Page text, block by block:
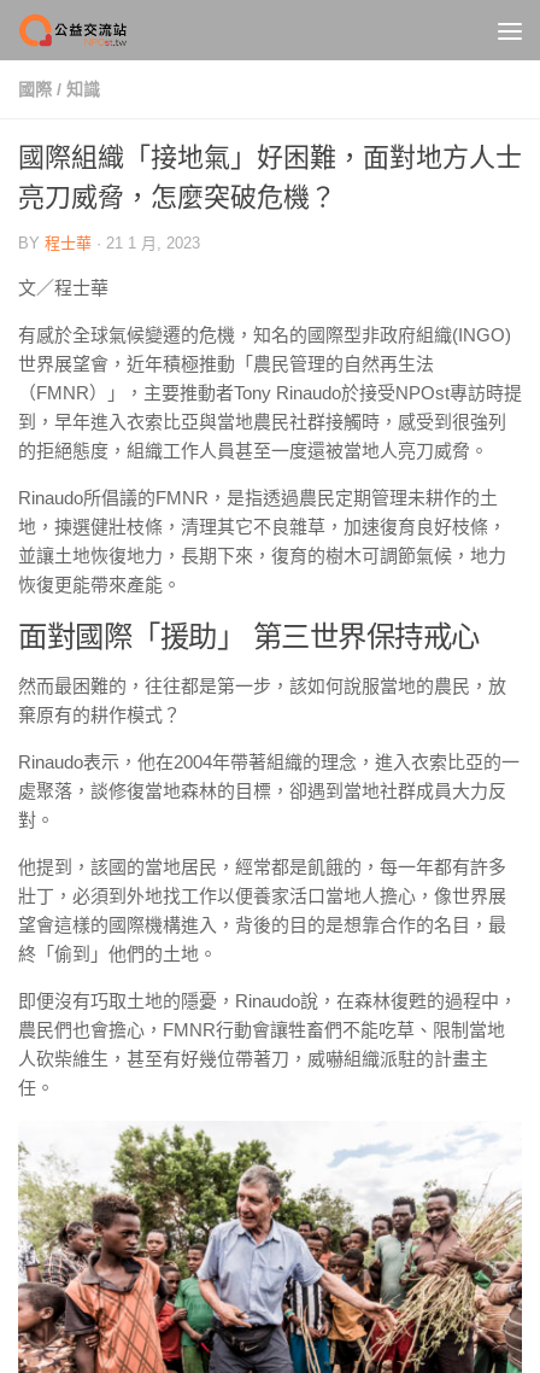
Skip to content
國際 / 知識
國際組織「接地氣」好困難，面對地方人士
亮刀威脅，怎麼突破危機？
BY 程士華 · 21 1 月, 2023
文／程士華
有感於全球氣候變遷的危機，知名的國際型非政府組織(INGO)
世界展望會，近年積極推動「農民管理的自然再生法
（FMNR）」，主要推動者Tony Rinaudo於接受NPOst專訪時提
到，早年進入衣索比亞與當地農民社群接觸時，感受到很強列
的拒絕態度，組織工作人員甚至一度還被當地人亮刀威脅。
Rinaudo所倡議的FMNR，是指透過農民定期管理未耕作的土
地，揀選健壯枝條，清理其它不良雜草，加速復育良好枝條，
並讓土地恢復地力，長期下來，復育的樹木可調節氣候，地力
恢復更能帶來產能。
面對國際「援助」 第三世界保持戒心
然而最困難的，往往都是第一步，該如何說服當地的農民，放
棄原有的耕作模式？
Rinaudo表示，他在2004年帶著組織的理念，進入衣索比亞的一
處聚落，談修復當地森林的目標，卻遇到當地社群成員大力反
對。
他提到，該國的當地居民，經常都是飢餓的，每一年都有許多
壯丁，必須到外地找工作以便養家活口當地人擔心，像世界展
望會這樣的國際機構進入，背後的目的是想靠合作的名目，最
終「偷到」他們的土地。
即便沒有巧取土地的隱憂，Rinaudo說，在森林復甦的過程中，
農民們也會擔心，FMNR行動會讓牲畜們不能吃草、限制當地
人砍柴維生，甚至有好幾位帶著刀，威嚇組織派駐的計畫主
任。